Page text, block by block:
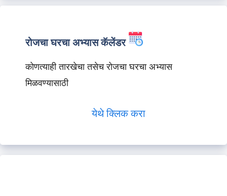
रोजचा घरचा अभ्यास कॅलेंडर
कोणत्याही तारखेचा तसेच रोजचा घरचा अभ्यास
मिळवण्यासाठी
येथे क्लिक करा